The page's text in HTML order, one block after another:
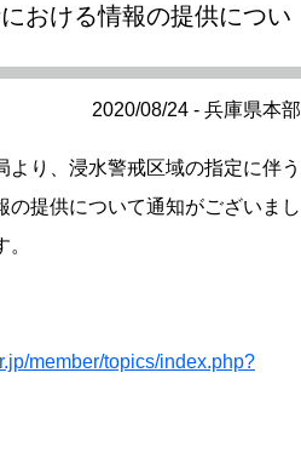
おける情報の提供につい
2020/08/24 - 兵庫県本部
り、浸水警戒区域の指定に伴う
の提供について通知がございまし
member/topics/index.php?